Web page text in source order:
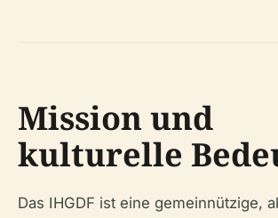
Mission und
kulturelle
Das IHGDF ist eine gemeinnützige,